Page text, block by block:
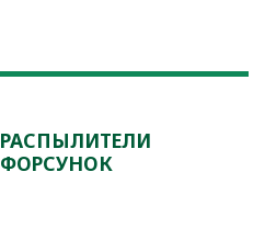
РАСПЫЛИТЕЛИ
ФОРСУНОК